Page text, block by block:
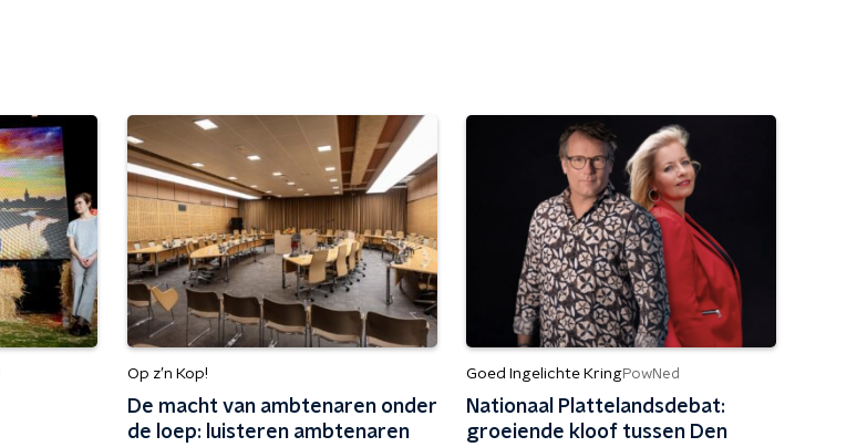
Op z’n Kop!
De macht van ambtenaren onder
de loep: luisteren ambtenaren
Goed Ingelichte KringPowNed
Nationaal Plattelandsdebat:
groeiende kloof tussen Den